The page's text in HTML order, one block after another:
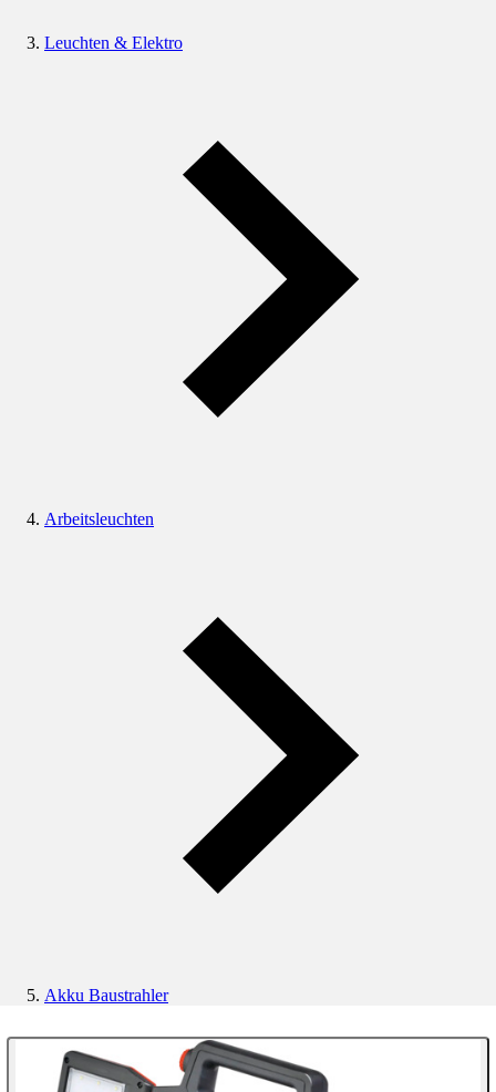
Leuchten & Elektro
Arbeitsleuchten
Akku Baustrahler